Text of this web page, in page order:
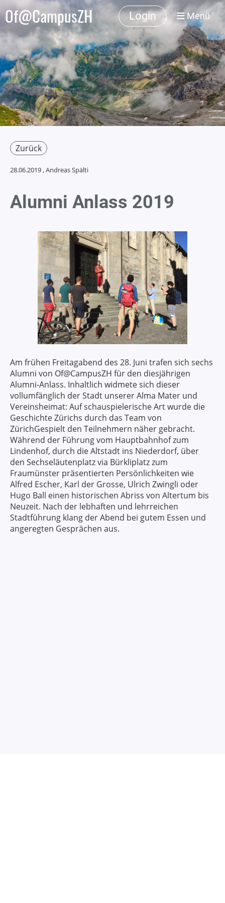
Of@CampusZH Login Menü
Zurück
28.06.2019, Andreas Spälti
Alumni Anlass 2019
Am frühen Freitagabend des 28. Juni trafen sich sechs
Alumni von Of@CampusZH für den diesjährigen
Alumni-Anlass. Inhaltlich widmete sich dieser
vollumfänglich der Stadt unserer Alma Mater und
Vereinsheimat: Auf schauspielerische Art wurde die
Geschichte Zürichs durch das Team von
ZürichGespielt den Teilnehmern näher gebracht.
Während der Führung vom Hauptbahnhof zum
Lindenhof, durch die Altstadt ins Niederdorf, über
den Sechseläutenplatz via Bürkliplatz zum
Fraumünster präsentierten Persönlichkeiten wie
Alfred Escher, Karl der Grosse, Ulrich Zwingli oder
Hugo Ball einen historischen Abriss von Altertum bis
Neuzeit. Nach der lebhaften und lehrreichen
Stadtführung klang der Abend bei gutem Essen und
angeregten Gesprächen aus.